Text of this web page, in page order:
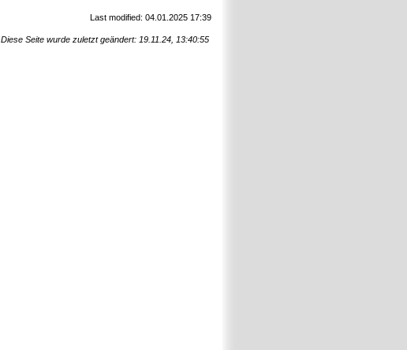
Last modified: 04.01.2025 17:39
Diese Seite wurde zuletzt geändert: 19.11.24, 13:40:55